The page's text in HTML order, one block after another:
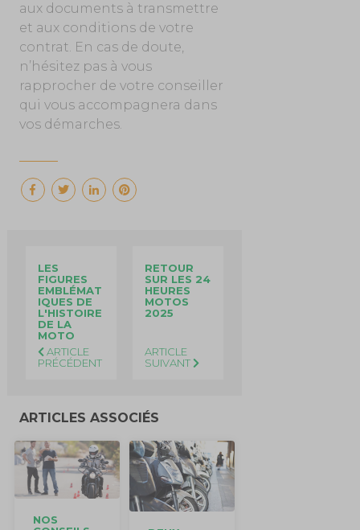
aux documents à transmettre
et aux conditions de votre
contrat. En cas de doute,
n’hésitez pas à vous
rapprocher de votre conseiller
qui vous accompagnera dans
vos démarches.
LES
FIGURES
EMBLÉMAT
IQUES DE
L'HISTOIRE
DE LA
MOTO
ARTICLE
PRÉCÉDENT
RETOUR
SUR LES 24
HEURES
MOTOS
2025
ARTICLE
SUIVANT
ARTICLES ASSOCIÉS
NOS